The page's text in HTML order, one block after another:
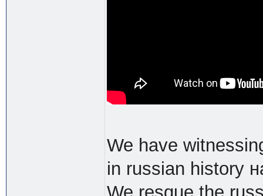
We have
in russian history